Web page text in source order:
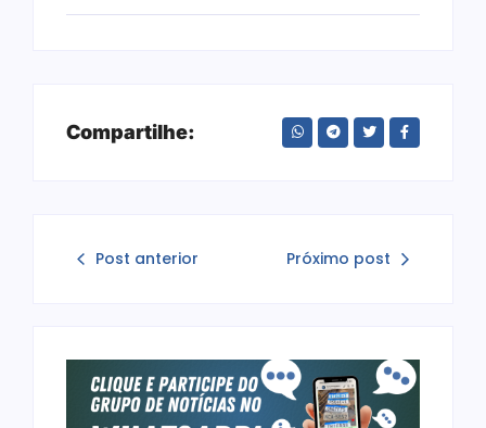
Compartilhe:
Post anterior Próximo post